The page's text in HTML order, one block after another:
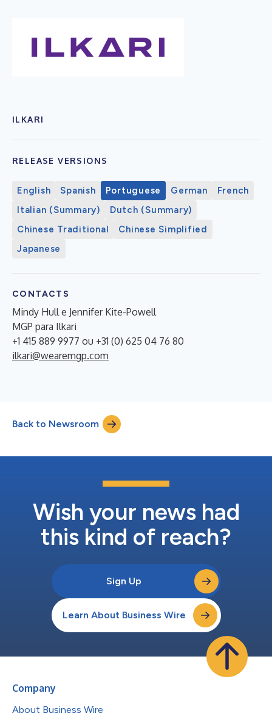
ILKARI
RELEASE VERSIONS
English Spanish Portuguese German
French
Italian (Summary)
Dutch (Summary)
Chinese Traditional
Chinese Simplified
Japanese
CONTACTS
Mindy Hull e Jennifer Kite-Powell
MGP para Ilkari
+1 415 889 9977 ou +31 (0) 625 04 76 80
ilkari@wearemgp.com
Back to Newsroom
Wish your news had
this kind of reach?
Sign Up
Learn About Business Wire
Company
About Business Wire